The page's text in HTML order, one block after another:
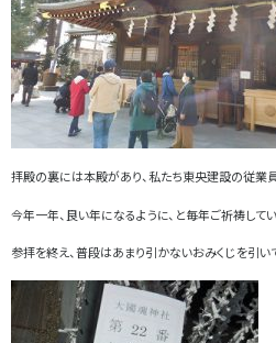
拝殿の裏には本殿があり、私たち東央建設の従業
今年一年、良い年になるように、と毎年ご祈祷して
参拝を終え、普段はあまり引かないおみくじを引い